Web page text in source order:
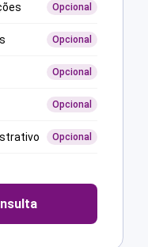
Opcional
Opcional
Opcional
Opcional
Opcional